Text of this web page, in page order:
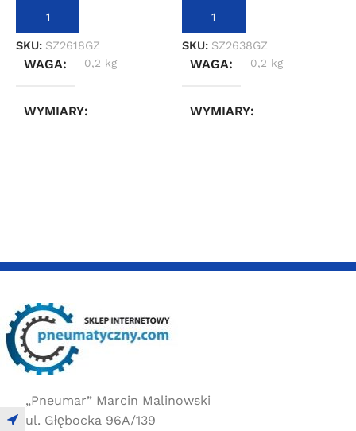
DODAJ DO KOSZYKA
SKU: SZ2618GZ
WAGA 0,2 kg
WYMIARY
DODAJ DO KOSZYKA
SKU: SZ2638GZ
WAGA 0,2 kg
WYMIARY
„Pneumar” Marcin Malinowski
ul. Głębocka 96A/139